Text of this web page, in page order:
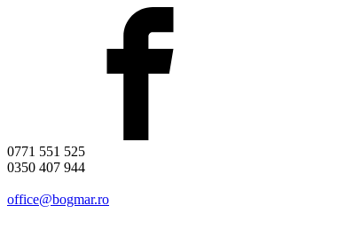
0771 551 525
0350 407 944
office@bogmar.ro